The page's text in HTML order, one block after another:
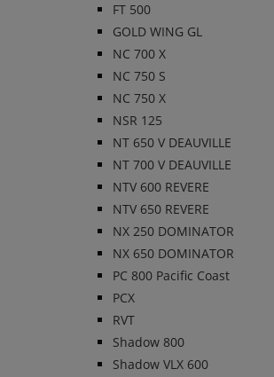
FT 500
GOLD WING GL
NC 700 X
NC 750 S
NC 750 X
NSR 125
NT 650 V DEAUVILLE
NT 700 V DEAUVILLE
NTV 600 REVERE
NTV 650 REVERE
NX 250 DOMINATOR
NX 650 DOMINATOR
PC 800 Pacific Coast
PCX
RVT
Shadow 800
Shadow VLX 600